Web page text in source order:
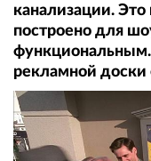
канализации.
построено для
рекламной доски